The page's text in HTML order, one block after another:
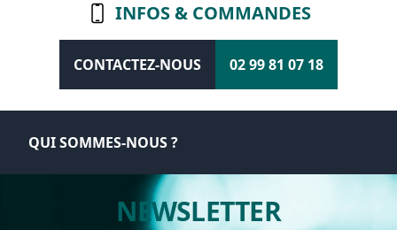
INFOS & COMMANDES
CONTACTEZ-NOUS 02 99 81 07 18
QUI SOMMES-NOUS ?
NEWSLETTER